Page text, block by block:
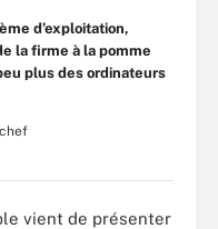
d’exploitation,
la firme à la pomme
plus des ordinateurs
vient de présenter